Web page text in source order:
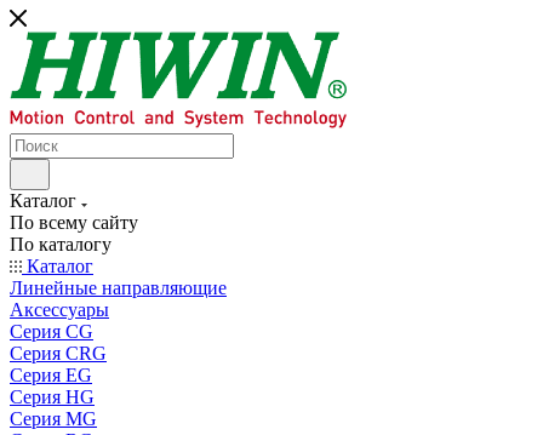
Каталог
По всему сайту
По каталогу
Каталог
Линейные направляющие
Аксессуары
Серия CG
Серия CRG
Серия EG
Серия HG
Серия MG